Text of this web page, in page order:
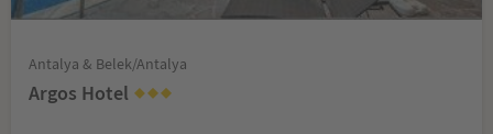
Antalya & Belek/Antalya
Argos Hotel